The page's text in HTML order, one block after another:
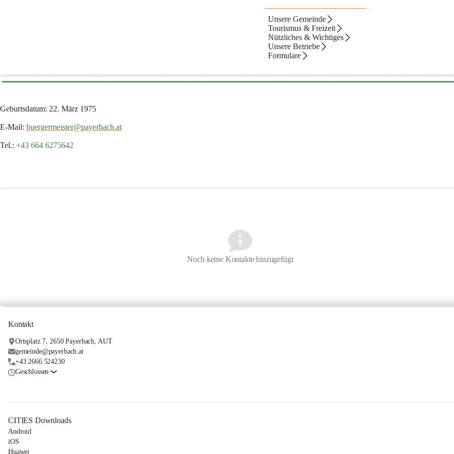
Unsere Gemeinde
Tourismus & Freizeit
Nützliches & Wichtiges
Unsere Betriebe
Formulare
Geburtsdatum: 22. März 1975
E-Mail: buergermeister@payerbach.at
Tel.: +43 664 6275642
Noch keine Kontakte hinzugefügt
Kontakt
Ortsplatz 7, 2650 Payerbach, AUT
gemeinde@payerbach.at
+43 2666 524230
Geschlossen
CITIES Downloads
Android
iOS
Huawei